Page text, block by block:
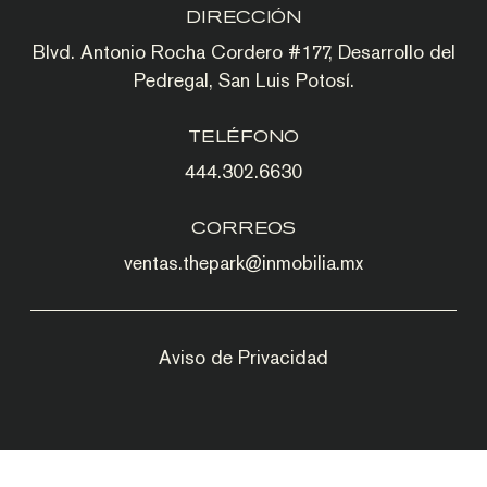
DIRECCIÓN
Blvd. Antonio Rocha Cordero #177, Desarrollo del
Pedregal, San Luis Potosí.
TELÉFONO
444.302.6630
CORREOS
ventas.thepark@inmobilia.mx
Aviso de Privacidad